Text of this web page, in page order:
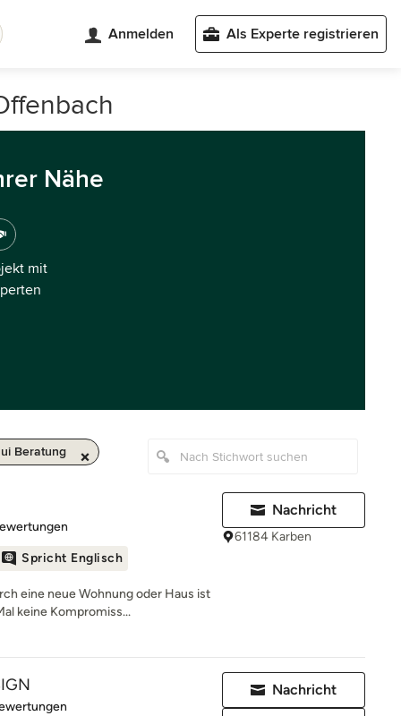
Anmelden Als Experte registrieren
Nähe
mit
Beratung
4.9 von 5 Sternen
Spricht Englisch
eine neue Wohnung oder Haus ist
keine Kompromiss...
Nachricht
61184 Karben
5 von 5 Sternen
Nachricht